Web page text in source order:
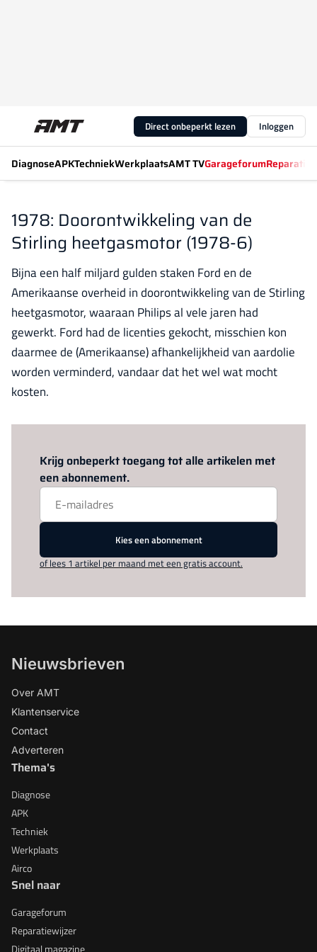
Direct onbeperkt lezen Inloggen
DiagnoseAPKTechniekWerkplaatsAMT TVGarageforum
1978: Doorontwikkeling van de
Stirling heetgasmotor (1978-6)
Bijna een half miljard gulden staken Ford en de
Amerikaanse overheid in doorontwikkeling van de Stirling
heetgasmotor, waaraan Philips al vele jaren had
gewerkt. Ford had de licenties gekocht, misschien kon
daarmee de (Amerikaanse) afhankelijkheid van aardolie
worden verminderd, vandaar dat het wel wat mocht
kosten.
Krijg onbeperkt toegang tot alle artikelen met
een abonnement.
Kies een abonnement
of lees 1 artikel per maand met een gratis account.
Nieuwsbrieven
Over AMT
Klantenservice
Contact
Adverteren
Thema's
Diagnose
APK
Techniek
Werkplaats
Airco
Snel naar
Garageforum
Reparatiewijzer
Digitaal magazine